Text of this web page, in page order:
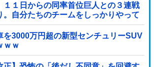
１日からの同率首位巨人との３連戦
。自分たちのチームをしっかりやって
を3000万円超の新型センチュリーSUV
ｗｗ